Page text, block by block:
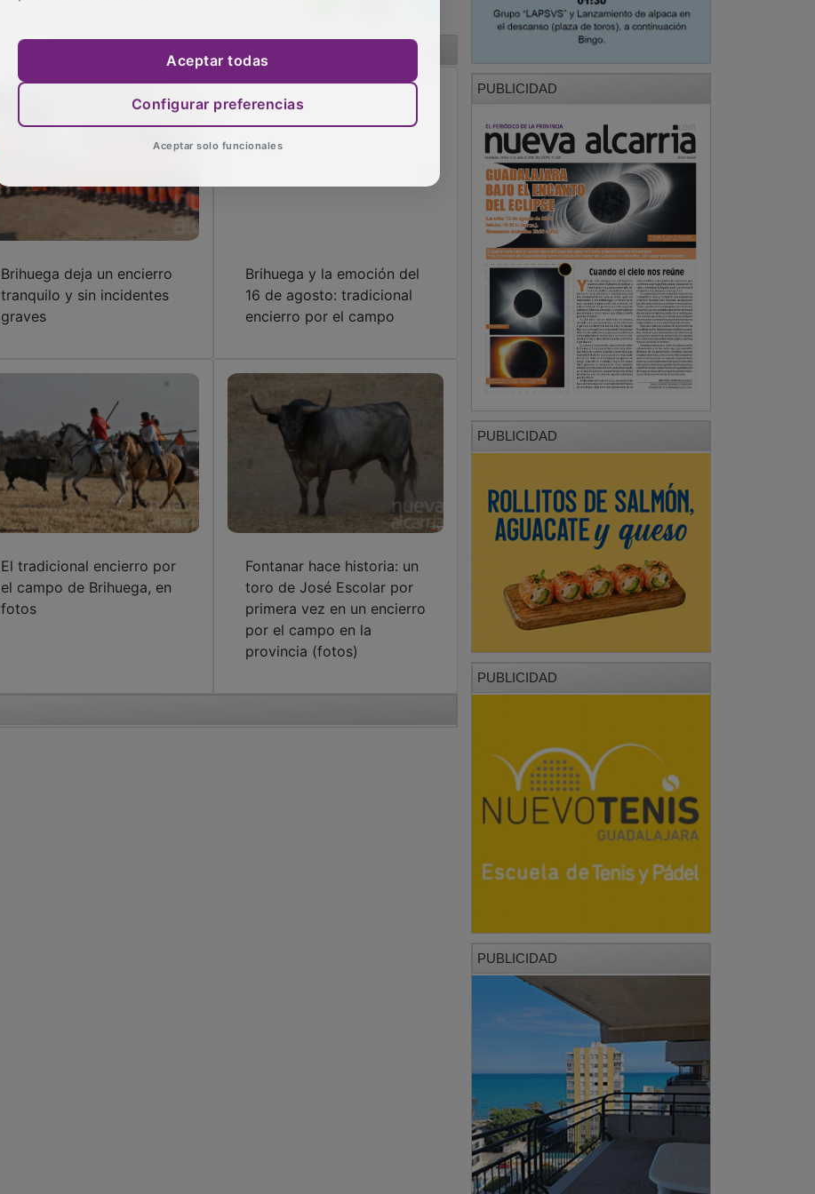
Brihuega deja un encierro
tranquilo y sin incidentes
graves
Brihuega y la emoción del
16 de agosto: tradicional
encierro por el campo
El tradicional encierro por
el campo de Brihuega, en
fotos
Fontanar hace historia: un
toro de José Escolar por
primera vez en un encierro
por el campo en la
provincia (fotos)
PUBLICIDAD
PUBLICIDAD
PUBLICIDAD
PUBLICIDAD
Aceptar todas
Configurar preferencias
Aceptar solo funcionales